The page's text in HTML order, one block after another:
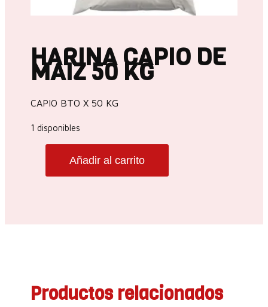
HARINA CAPIO DE
MAIZ 50 KG
CAPIO BTO X 50 KG
1 disponibles
Añadir al carrito
Productos relacionados